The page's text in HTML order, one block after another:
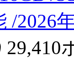
/2026
29,410